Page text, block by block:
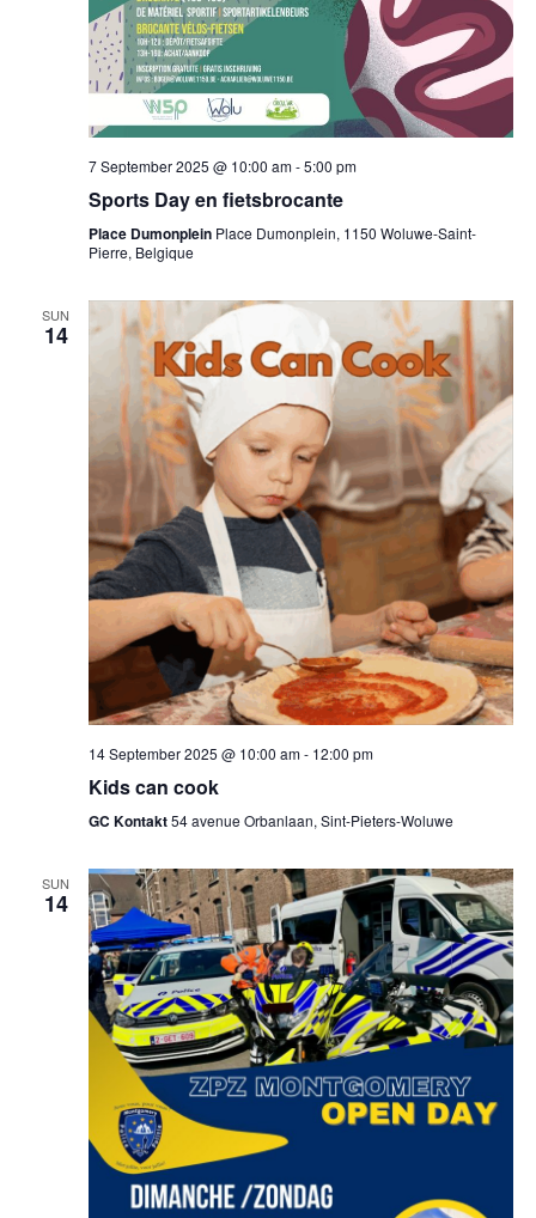
7 September 2025 @ 10:00 am-5:00 pm
Sports Day en fietsbrocante
Place Dumonplein Place Dumonplein, 1150 Woluwe-Saint-
Pierre, Belgique
SUN
14
14 September 2025 @ 10:00 am- 12:00 pm
Kids can cook
GC Kontakt54 avenue Orbanlaan, Sint-Pieters-Woluwe
SUN
14